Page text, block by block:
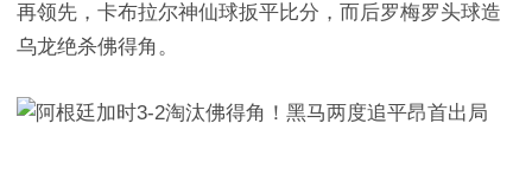
再领先，卡布拉尔神仙球扳平比分，而后罗梅罗头球造
乌龙绝杀佛得角。